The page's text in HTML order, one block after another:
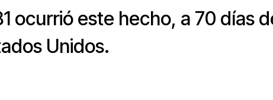
ocurrió este hecho, a 70 días
Unidos.